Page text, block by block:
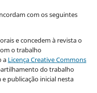
com os seguintes
e concedem à revista o
o trabalho
a Licença Creative Commons
do trabalho
publicação inicial nesta